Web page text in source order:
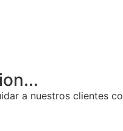
a nuestros clientes